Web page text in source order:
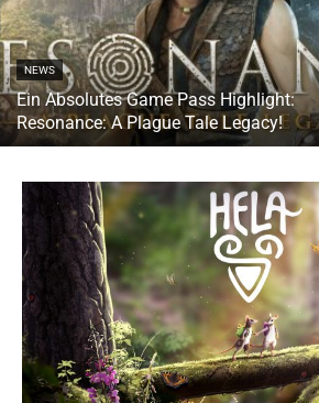
NEWS
Ein Absolutes Game Pass Highlight:
Resonance: A Plague Tale Legacy!